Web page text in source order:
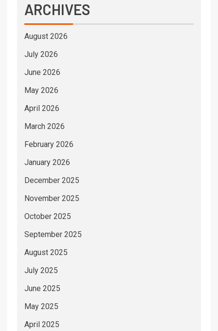
ARCHIVES
August 2026
July 2026
June 2026
May 2026
April 2026
March 2026
February 2026
January 2026
December 2025
November 2025
October 2025
September 2025
August 2025
July 2025
June 2025
May 2025
April 2025